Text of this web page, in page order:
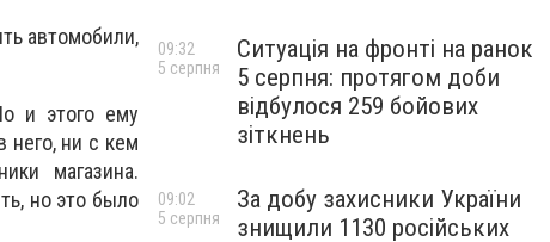
автомобили,
и этого ему
него, ни с кем
магазина.
но это было
Ситуація на фронті на ранок
5 серпня: протягом доби
відбулося 259 бойових
зіткнень
09:32
5 серпня
За добу захисники України
знищили 1130 російських
09:02
5 серпня